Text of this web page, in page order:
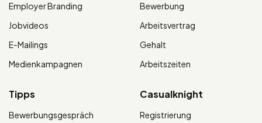
Employer Branding
Jobvideos
E-Mailings
Medienkampagnen
Bewerbung
Arbeitsvertrag
Gehalt
Arbeitszeiten
Tipps
Bewerbungsgespräch
Casualknight
Registrierung